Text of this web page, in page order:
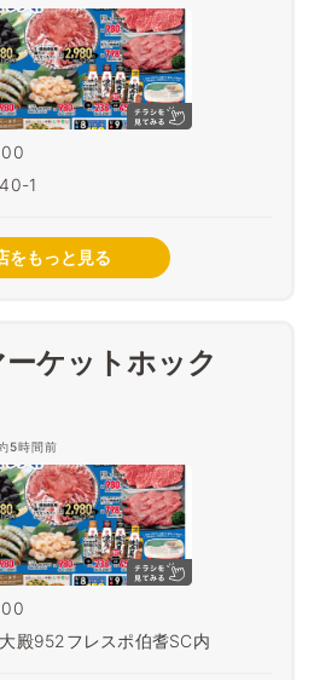
1
をもっと見る
ーケットホック
5時間前
殿952フレスポ伯耆SC内